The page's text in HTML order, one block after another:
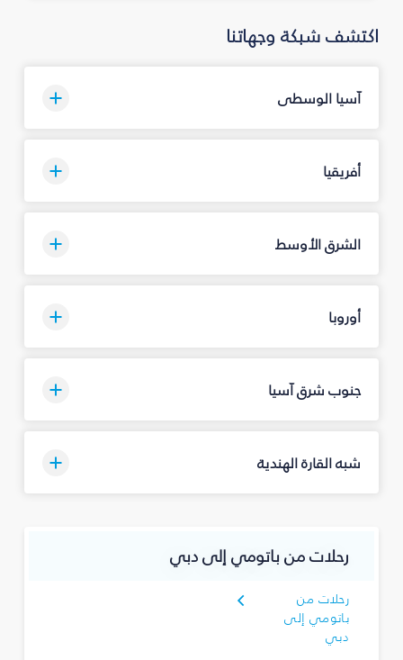
اكتشف شبكة وجهاتنا
آسيا الوسطى
أفريقيا
الشرق الأوسط
أوروبا
جنوب شرق آسيا
شبه القارة الهندية
رحلات من باتومي إلى دبي
رحلات من
باتومي إلى
دبي